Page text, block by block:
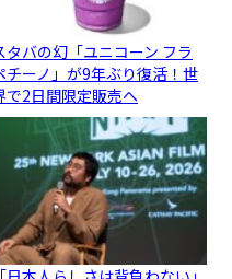
タバの幻「ユニコーン フラ
チーノ」が9年ぶり復活！世
で2日間限定販売へ